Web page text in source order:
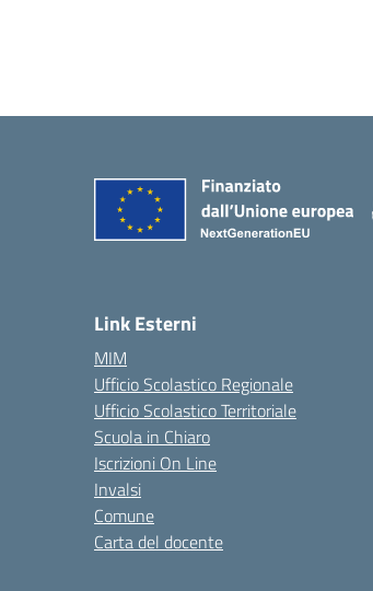
Link Esterni
MIM
Ufficio Scolastico Regionale
Ufficio Scolastico Territoriale
Scuola in Chiaro
Iscrizioni On Line
Invalsi
Comune
Carta del docente